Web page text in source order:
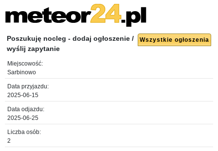
Wszystkie ogłoszenia
Poszukuję nocleg - dodaj ogłoszenie /
wyślij zapytanie
Miejscowość:
Sarbinowo
Data przyjazdu:
2025-06-15
Data odjazdu:
2025-06-25
Liczba osób:
2